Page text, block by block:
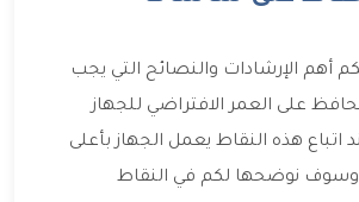
الإرشادات والنصائح التي يجب
على العمر الافتراضي للجهاز
اتباع هذه النقاط يعمل الجهاز بأعلى
وسوف نوضحها لكم في النقاط